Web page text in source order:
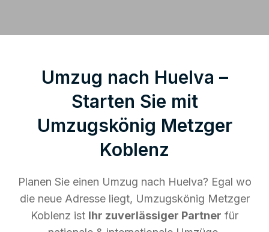
Umzug nach Huelva –
Starten Sie mit
Umzugskönig Metzger
Koblenz
Planen Sie einen Umzug nach Huelva? Egal wo
die neue Adresse liegt, Umzugskönig Metzger
Koblenz ist Ihr zuverlässiger Partner für